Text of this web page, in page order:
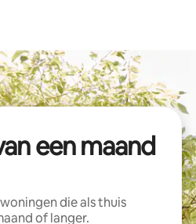
een maand
die als thuis
of langer.